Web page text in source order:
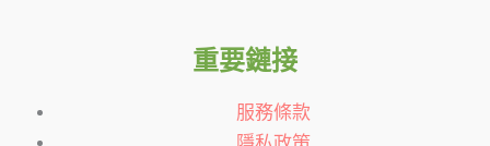
重要鏈接
服務條款